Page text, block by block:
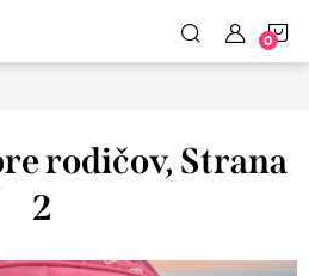
rodičov, Strana
2